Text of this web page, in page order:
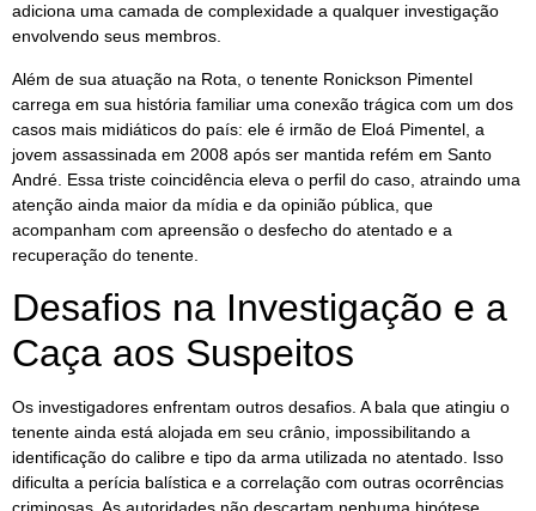
adiciona uma camada de complexidade a qualquer investigação
envolvendo seus membros.
Além de sua atuação na Rota, o tenente Ronickson Pimentel
carrega em sua história familiar uma conexão trágica com um dos
casos mais midiáticos do país: ele é irmão de Eloá Pimentel, a
jovem assassinada em 2008 após ser mantida refém em Santo
André. Essa triste coincidência eleva o perfil do caso, atraindo uma
atenção ainda maior da mídia e da opinião pública, que
acompanham com apreensão o desfecho do atentado e a
recuperação do tenente.
Desafios na Investigação e a
Caça aos Suspeitos
Os investigadores enfrentam outros desafios. A bala que atingiu o
tenente ainda está alojada em seu crânio, impossibilitando a
identificação do calibre e tipo da arma utilizada no atentado. Isso
dificulta a perícia balística e a correlação com outras ocorrências